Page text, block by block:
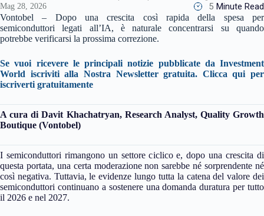
Mag 28, 2026 5 Minute Read
Vontobel – Dopo una crescita così rapida della spesa per
semiconduttori legati all’IA, è naturale concentrarsi su quando
potrebbe verificarsi la prossima correzione.
Se vuoi ricevere le principali notizie pubblicate da Investment
World iscriviti alla Nostra Newsletter gratuita. Clicca qui per
iscriverti gratuitamente
A cura di Davit Khachatryan, Research Analyst, Quality Growth
Boutique (Vontobel)
I semiconduttori rimangono un settore ciclico e, dopo una crescita di
questa portata, una certa moderazione non sarebbe né sorprendente né
così negativa. Tuttavia, le evidenze lungo tutta la catena del valore dei
semiconduttori continuano a sostenere una domanda duratura per tutto
il 2026 e nel 2027.